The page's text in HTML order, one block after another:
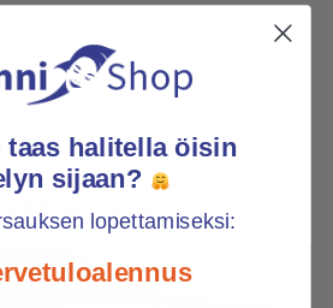
voidaan käyttää ongelmitta
kuten
suukojeen, kanssa.
vaikutusta huomattavasti ja
vihdoin rauhassa
taas halitella öisin
sijaan?
lopettamiseksi: